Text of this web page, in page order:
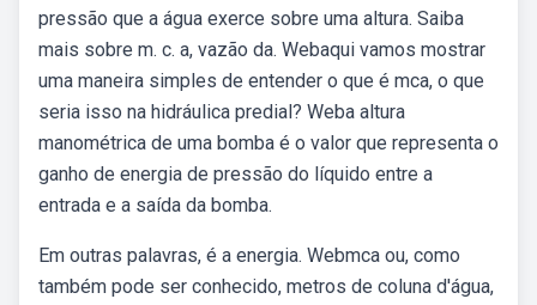
pressão que a água exerce sobre uma altura. Saiba
mais sobre m. c. a, vazão da. Webaqui vamos mostrar
uma maneira simples de entender o que é mca, o que
seria isso na hidráulica predial? Weba altura
manométrica de uma bomba é o valor que representa o
ganho de energia de pressão do líquido entre a
entrada e a saída da bomba.
Em outras palavras, é a energia. Webmca ou, como
também pode ser conhecido, metros de coluna d'água,